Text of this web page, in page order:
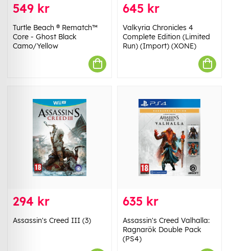
549 kr
Turtle Beach ® Rematch™
Core - Ghost Black
Camo/Yellow
645 kr
Valkyria Chronicles 4
Complete Edition (Limited
Run) (Import) (XONE)
294 kr
Assassin's Creed III (3)
635 kr
Assassin's Creed Valhalla:
Ragnarök Double Pack
(PS4)